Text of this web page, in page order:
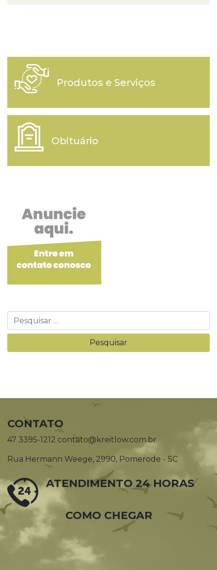
Produtos e Serviços
Obituário
CONTATO
47 3395-1212 contato@kreitlow.com.br
Rua Hermann Weege, 2990, Pomerode - SC
ATENDIMENTO 24 HORAS
COMO CHEGAR